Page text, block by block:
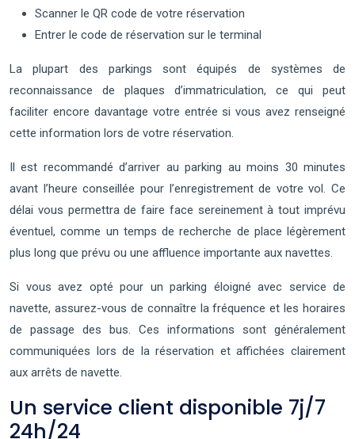
Scanner le QR code de votre réservation
Entrer le code de réservation sur le terminal
La plupart des parkings sont équipés de systèmes de
reconnaissance de plaques d’immatriculation, ce qui peut
faciliter encore davantage votre entrée si vous avez renseigné
cette information lors de votre réservation.
Il est recommandé d’arriver au parking au moins 30 minutes
avant l’heure conseillée pour l’enregistrement de votre vol. Ce
délai vous permettra de faire face sereinement à tout imprévu
éventuel, comme un temps de recherche de place légèrement
plus long que prévu ou une affluence importante aux navettes.
Si vous avez opté pour un parking éloigné avec service de
navette, assurez-vous de connaître la fréquence et les horaires
de passage des bus. Ces informations sont généralement
communiquées lors de la réservation et affichées clairement
aux arrêts de navette.
Un service client disponible 7j/7
24h/24